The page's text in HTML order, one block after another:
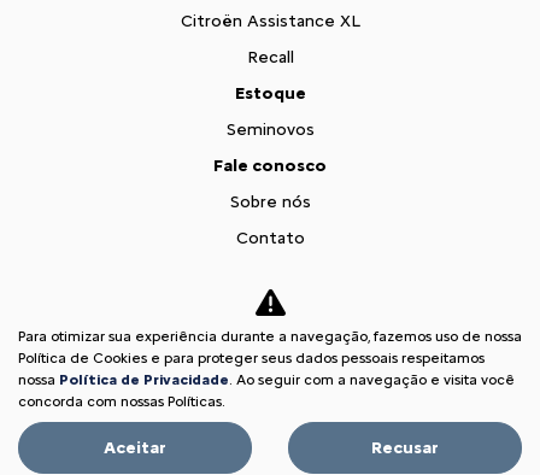
Citroën Assistance XL
Recall
Estoque
Seminovos
Fale conosco
Sobre nós
Contato
Trabalhe conosco
Teaser Citroen Basalt
Desacelere. Seu bem maior é a vida.
Desenvolvido pela DEALERSPACE ® Direitos Reservados.
Para otimizar sua experiência durante a navegação, fazemos uso de nossa
Política de Cookies e para proteger seus dados pessoais respeitamos
nossa Política de Privacidade. Ao seguir com a navegação e visita você
concorda com nossas Políticas.
Aceitar Recusar